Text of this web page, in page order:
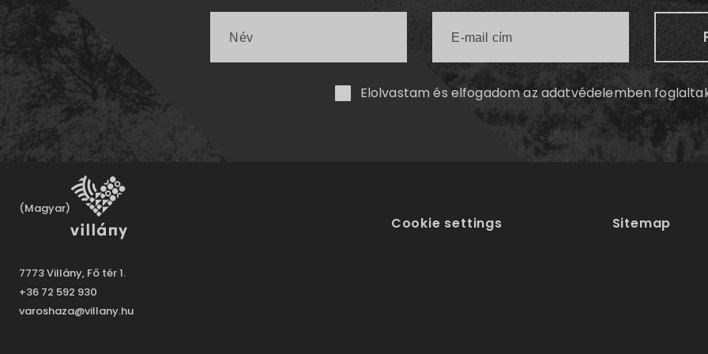
Elolvastam és elfogadom azadatvédelemben
(Magyar)
7773 Villány, Fő tér 1.
+36 72 592 930
varoshaza@villany.hu
Cookie settings Sitemap